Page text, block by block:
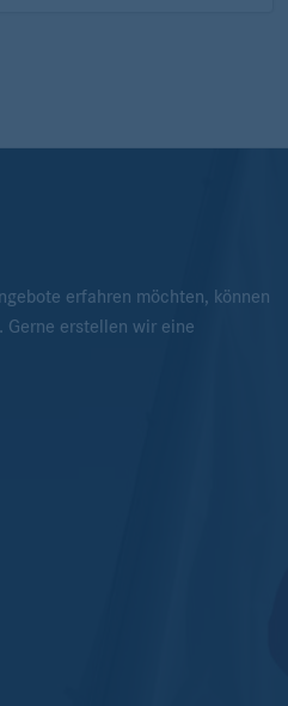
erfahren möchten, können
Gerne erstellen wir eine